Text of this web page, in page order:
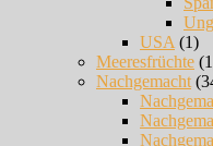
USA (1)
Meeresfrüchte
Nachgemacht